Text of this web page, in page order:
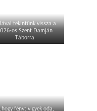
tekintünk vissza a
os Szent Damján
Táborra
fényt vigyek oda,